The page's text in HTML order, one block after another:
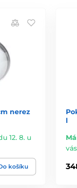
nerez
12. 8. u
košíku
l
vás